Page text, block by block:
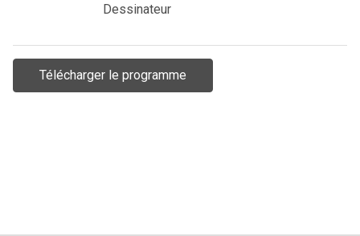
Dessinateur
Télécharger le programme